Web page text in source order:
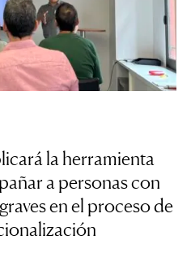
la herramienta
a personas con
en el proceso de